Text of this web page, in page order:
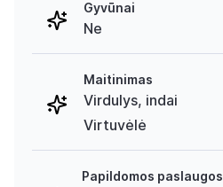
Gyvūnai
Ne
Maitinimas
Virdulys, indai
Virtuvėlė
Papildomos paslaugos